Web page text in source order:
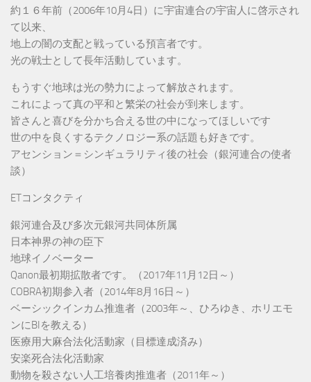
約１６年前（2006年10月4日）に宇宙連合の宇宙人に啓示され
て以来、
地上の闇の支配と戦っている預言者です。
光の戦士として長年活動しています。
もうすぐ地球は光の勢力によって解放されます。
これによって真の平和と繁栄の社会が到来します。
皆さんと喜びを分かち合える世の中になってほしいです
世の中を良くするテクノロジー系の話題も好きです。
アセンション＝シンギュラリティ後の社会（銀河連合の使者
談）
ETコンタクティ
銀河連合及び多次元銀河共同体所属
日本神界の神の臣下
地球イノベーター
Qanon最初期拡散者です。（2017年11月12日～）
COBRA初期参入者（2014年8月16日～）
ベーシックインカム推進者（2003年～、ひろゆき、ホリエモ
ンにBIを教える）
医療用大麻合法化活動家（目標達成済み）
安楽死合法化活動家
動物を殺さない人工培養肉推進者（2011年～）